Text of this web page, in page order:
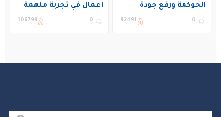
الحوكمة ورفع جودة
التعليم في المملكة
0
92491
أعمال في تجربة ملهمة
بنادي غراس الصيفي
0
106799